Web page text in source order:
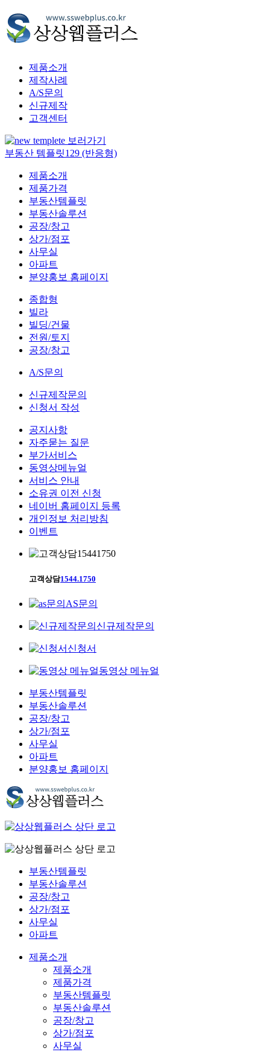
제품소개
제작사례
A/S문의
신규제작
고객센터
부동산 템플릿129 (반응형)
제품소개
제품가격
부동산템플릿
부동산솔루션
공장/창고
상가/점포
사무실
아파트
분양홍보 홈페이지
종합형
빌라
빌딩/건물
전원/토지
공장/창고
A/S문의
신규제작문의
신청서 작성
공지사항
자주묻는 질문
부가서비스
동영상메뉴얼
서비스 안내
소유권 이전 신청
네이버 홈페이지 등록
개인정보 처리방침
이벤트
고객상담1544.1750
AS문의
신규제작문의
신청서
동영상 메뉴얼
부동산템플릿
부동산솔루션
공장/창고
상가/점포
사무실
아파트
분양홍보 홈페이지
부동산템플릿
부동산솔루션
공장/창고
상가/점포
사무실
아파트
제품소개
제품소개
제품가격
부동산템플릿
부동산솔루션
공장/창고
상가/점포
사무실